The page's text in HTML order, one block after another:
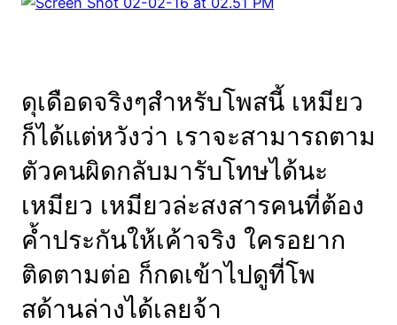
ดุเดือดจริงๆสำหรับโพสนี้ เหมียว
ก็ได้แต่หวังว่า เราจะสามารถตาม
ตัวคนผิดกลับมารับโทษได้นะ
เหมียว เหมียวล่ะสงสารคนที่ต้อง
ค้ำประกันให้เค้าจริง ใครอยาก
ติดตามต่อ ก็กดเข้าไปดูที่โพ
สด้านล่างได้เลยจ้า